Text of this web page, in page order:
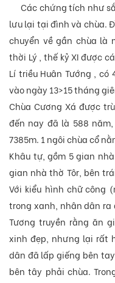
Các chứng tích như
lưu lại tại đình và chùa.
chuyển về gần chùa là
thời Lý , thế kỷ XI được
Lí triều Huân Tướng ,
vào ngày 13>15 tháng
Chùa Cương Xá được
đến nay đã là 588
7385m. 1 ngôi chùa cổ
Khâu tự, gồm 5 gian
gian nhà thờ Tôr, bên
Với kiểu hình chữ công
trong xanh, nhân dân
Tương truyền rằng ăn
xinh đẹp, nhưng lại rất
dân đã lấp giếng bên
bên tây phải chùa.